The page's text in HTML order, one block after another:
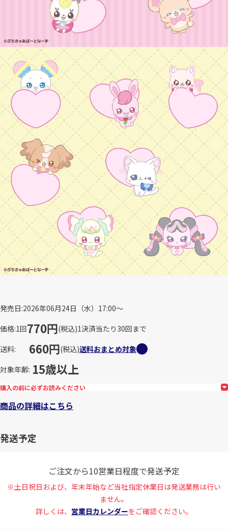
発売日 2026年06月24日（水）17:00～
価格 1回770円(税込)1決済当たり30回まで
送料
660円(税込)送料おまとめ対象
対象年齢 15歳以上
購入の前に必ずお読みください
商品の詳細はこちら
発送予定
ご注文から10営業日程度で発送予定
※土日祝日および、年末年始など当社指定休業日は発送業務は行い
ません。
詳しくは、 営業日カレンダーをご確認ください。